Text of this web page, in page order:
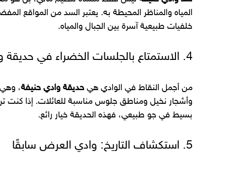
المياه والمناظر المحيطة به. يعتبر السد من المواقع
خلفيات طبيعية آسرة بين الجبال والمياه.
4. الاستمتاع بالجلسات الخضراء في حديقة وادي حنيفة
من أجمل النقاط في الوادي هي حديقة وادي حنيفة،
وأشجار نخيل ومناطق جلوس مناسبة للعائلات. إذا كنت
بسيط في جو طبيعي، فهذه الحديقة خيار رائع.
5. استكشاف التاريخ: وادي العرض سابقًا